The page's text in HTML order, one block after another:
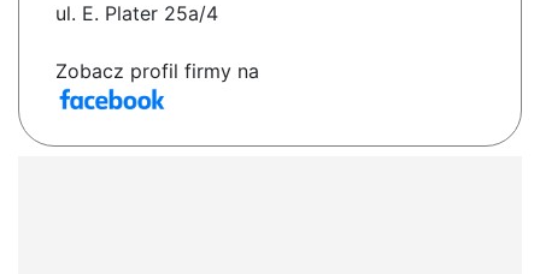
ul. E. Plater 25a/4
Zobacz profil firmy na